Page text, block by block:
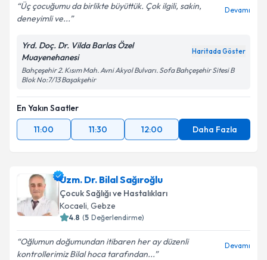
Kişisel verilerimin işlenmesine ilişkin
kapsamda işlenmesini kabul ediyorum.
Takvim Talebini Gönder
Üç çocuğumu da birlikte büyüttük. Çok ilgili, sakin,
deneyimli ve...
Devamı
Yrd. Doç. Dr. Vilda Barlas Özel
Muayenehanesi
Haritada Göster
Bahçeşehir 2. Kısım Mah. Avni Akyol Bulvarı. Sofa Bahçeşehir Sitesi B
Blok No:7/13 Başakşehir
En Yakın Saatler
11:00
11:30 12:00 Daha Fazla
Uzm. Dr. Bilal Sağıroğlu
Çocuk Sağlığı ve Hastalıkları
Kocaeli, Gebze
4.8 (5 Değerlendirme)
Oğlumun doğumundan itibaren her ay düzenli
kontrollerimiz Bilal hoca tarafından...
Devamı